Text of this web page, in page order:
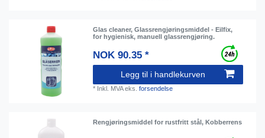
Glas cleaner, Glassrengjøringsmiddel - Eilfix,
for hygienisk, manuell glassrengjøring.
NOK 90.35 *
Legg til i handlekurven
* Inkl. MVAeks.forsendelse
Rengjøringsmiddel for rustfritt stål, Kobberrens